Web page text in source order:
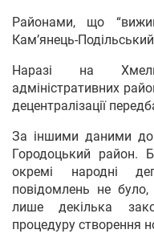
Районами, що
Кам’янець-
Наразі на
адміністративних
децентралізації
За іншими даними до
Городоцький район.
окремі народні
повідомлень не
лише декілька
процедуру створення